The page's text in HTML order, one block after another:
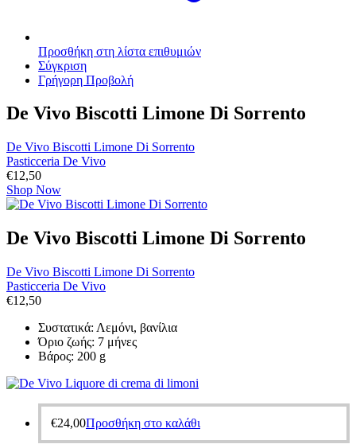
Προσθήκη στη λίστα επιθυμιών
Σύγκριση
Γρήγορη Προβολή
De Vivo Biscotti Limone Di Sorrento
De Vivo Biscotti Limone Di Sorrento
Pasticceria De Vivo
€12,50
Shop Now
De Vivo Biscotti Limone Di Sorrento
De Vivo Biscotti Limone Di Sorrento
Pasticceria De Vivo
€12,50
Συστατικά: Λεμόνι, βανίλια
Όριο ζωής: 7 μήνες
Βάρος: 200 g
€24,00Προσθήκη στο καλάθι